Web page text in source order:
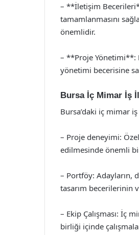
– **İletişim
tamamlanmasını
önemlidir.
– **Proje Yönetimi**:
yönetimi becerisine
Bursa İç Mimar İş
Bursa’daki iç mimar
– Proje deneyimi:
edilmesinde önemli
– Portföy: Adayların,
tasarım becerilerinin
– Ekip Çalışması: İç
birliği içinde